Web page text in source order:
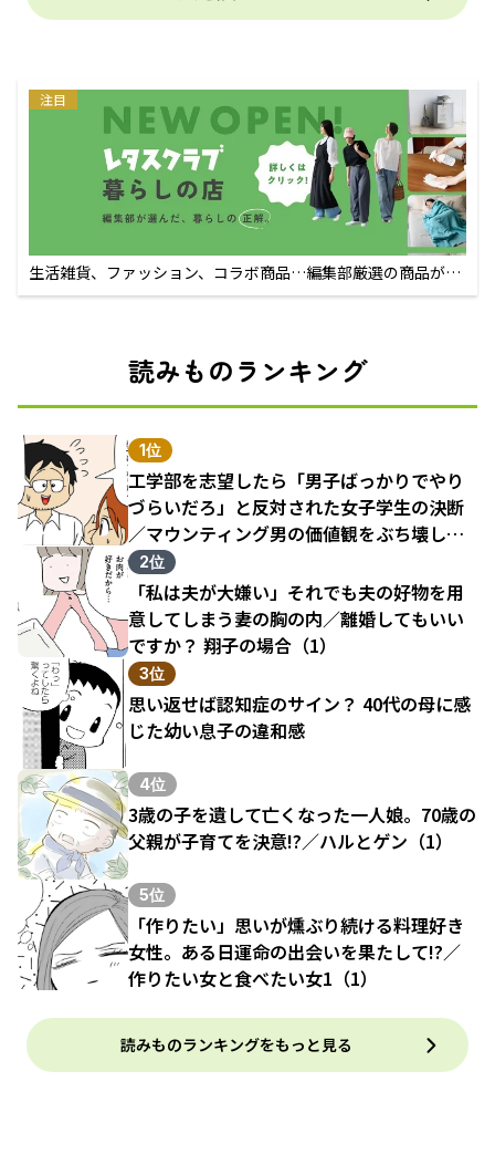
注目
生活雑貨、ファッション、コラボ商品…編集部厳選の商品が買
えるECサイト
読みものランキング
1位
工学部を志望したら「男子ばっかりでやり
づらいだろ」と反対された女子学生の決断
／マウンティング男の価値観をぶち壊した
結果（1）
2位
「私は夫が大嫌い」それでも夫の好物を用
意してしまう妻の胸の内／離婚してもいい
ですか？ 翔子の場合（1）
3位
思い返せば認知症のサイン？ 40代の母に感
じた幼い息子の違和感
4位
3歳の子を遺して亡くなった一人娘。70歳の
父親が子育てを決意!?／ハルとゲン（1）
5位
「作りたい」思いが燻ぶり続ける料理好き
女性。ある日運命の出会いを果たして!?／
作りたい女と食べたい女1（1）
読みものランキングをもっと見る